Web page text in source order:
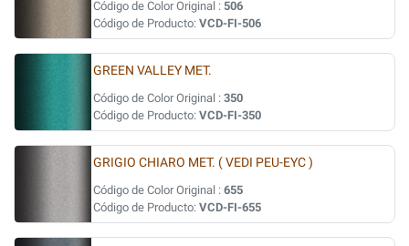
Código de Color Original : 506
Código de Producto: VCD-FI-506
GREEN VALLEY MET.
Código de Color Original : 350
Código de Producto: VCD-FI-350
GRIGIO CHIARO MET. ( VEDI PEU-EYC )
Código de Color Original : 655
Código de Producto: VCD-FI-655